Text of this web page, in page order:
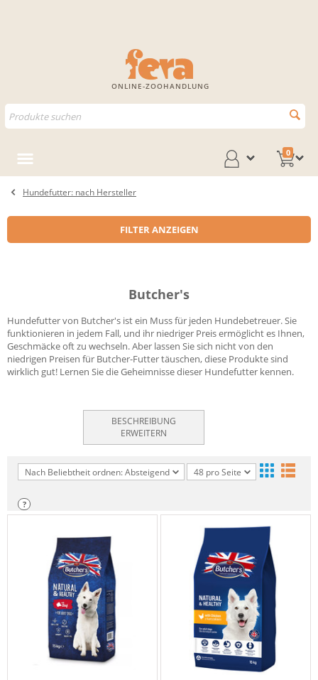
ONLINE-ZOOHANDLUNG
0
Hundefutter: nach Hersteller
FILTER ANZEIGEN
Butcher's
Hundefutter von Butcher's ist ein Muss für jeden Hundebetreuer. Sie
funktionieren in jedem Fall, und ihr niedriger Preis ermöglicht es Ihnen,
Geschmäcke oft zu wechseln. Aber lassen Sie sich nicht von den
niedrigen Preisen für Butcher-Futter täuschen, diese Produkte sind
wirklich gut! Lernen Sie die Geheimnisse dieser Hundefutter kennen.
BESCHREIBUNG
ERWEITERN
Nach Beliebtheit ordnen: Absteigend 48 pro Seite
?